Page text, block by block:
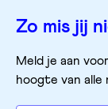
Zo mis jij
Meld je aan
hoogte van alle